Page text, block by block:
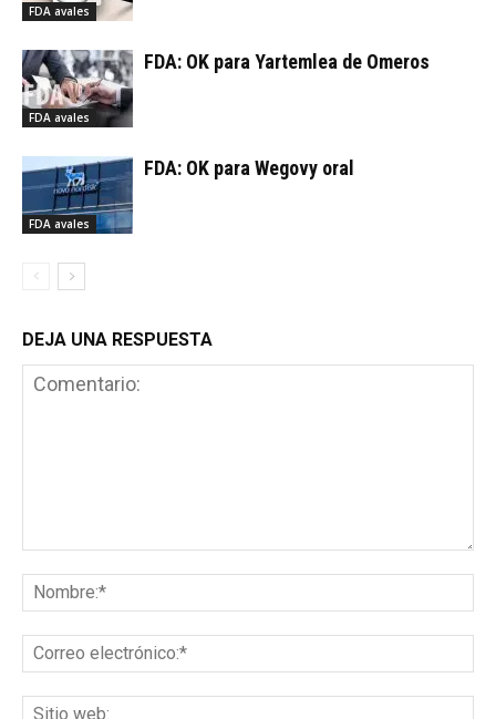
FDA avales
FDA avales
FDA: OK para Yartemlea de Omeros
FDA avales
FDA: OK para Wegovy oral
DEJA UNA RESPUESTA